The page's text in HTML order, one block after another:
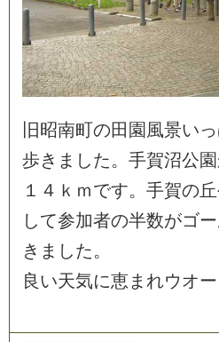
旧昭南町の田 園 風景いっ
歩き ま した。 手賀沼公園
１ ４ ｋ ｍです。 手賀の丘
して参加者の半数がゴー
き ま した。
良い天気に恵ま れウオー